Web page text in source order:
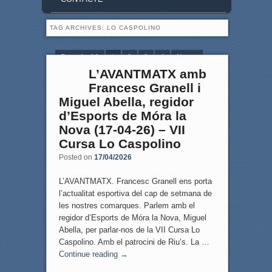
TAG ARCHIVES: LO CASPOLINO
Page 1 of 9 1 2 3 4
Next ›
L’AVANTMATX amb
Francesc Granell i
Miguel Abella, regidor
d’Esports de Móra la
Nova (17-04-26) – VII
Cursa Lo Caspolino
Posted on 17/04/2026
L’AVANTMATX. Francesc Granell ens porta
l’actualitat esportiva del cap de setmana de
les nostres comarques. Parlem amb el
regidor d’Esports de Móra la Nova, Miguel
Abella, per parlar-nos de la VII Cursa Lo
Caspolino. Amb el patrocini de Riu’s. La …
Continue reading →